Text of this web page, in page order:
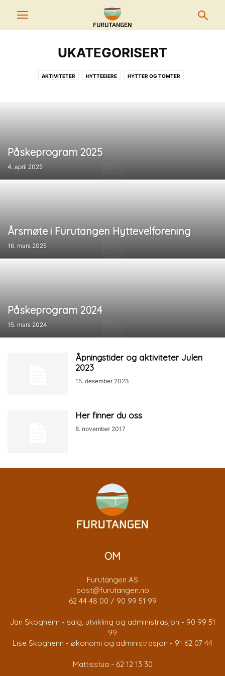
UKATEGORISERT
AKTIVITETER HYTTEEIERE HYTTER OG TOMTER
Påskeprogram 2025
4. april 2025
Årsmøte i Furutangen Hyttevelforening
16. mars 2025
Påskeprogram 2024
15. mars 2024
Åpningstider og aktiviteter Julen
2023
15. desember 2023
Her finner du oss
8. november 2017
OM
Furutangen AS
post@furutangen.no
62 44 48 00 / 90 99 51 99
Jan Skogheim - salg, utvikling og administrasjon - 90 99 51
99
Lise Skogheim - økonomi og administrasjon - 91 62 07 44
Mattisstua - 62 12 13 30